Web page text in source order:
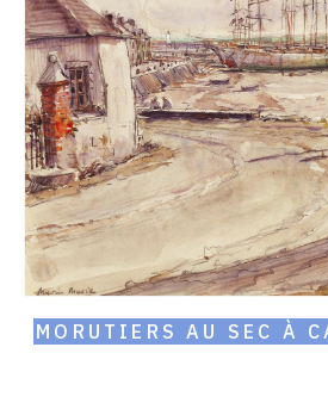
au
sec
à
Cancale,
1930
MORUTIERS AU SEC À